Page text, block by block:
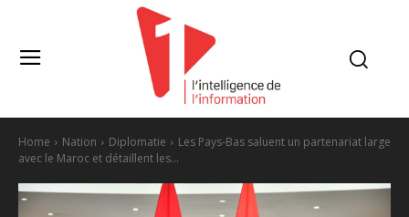
Home Nation Diplomatie
Les Pays-Bas saluent un partenariat large
avec le Maroc et détaillent les...